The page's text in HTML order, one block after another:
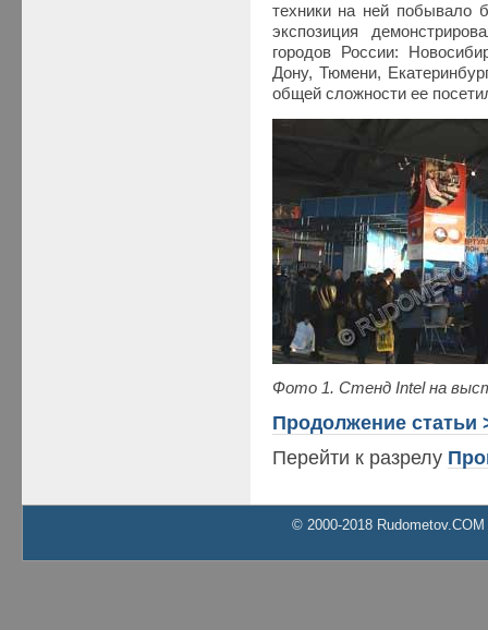
техники на ней побывало
экспозиция
городов России:
Дону, Тюмени,
общей сложности ее
Фото 1. Стенд Intel на
Продолжение статьи
Перейти к разрелу
© 2000-2018